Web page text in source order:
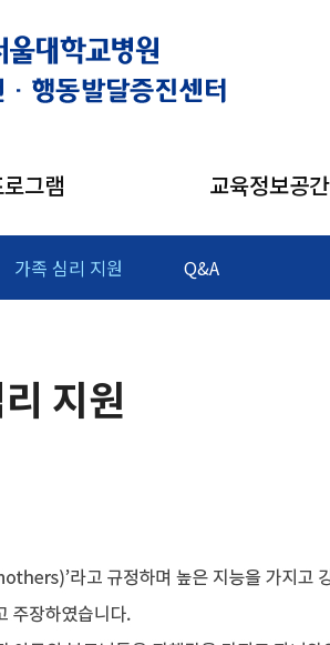
그램 교육정보공간
가족 심리 지원 Q&A
지원